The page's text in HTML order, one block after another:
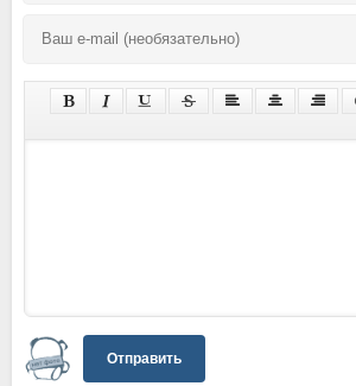
Отправить